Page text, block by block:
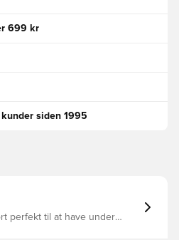
699 kr
siden 1995
perfekt til at have under